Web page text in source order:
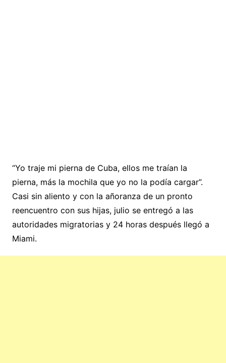
“Yo traje mi pierna de Cuba, ellos me traían la
pierna, más la mochila que yo no la podía cargar”.
Casi sin aliento y con la añoranza de un pronto
reencuentro con sus hijas, julio se entregó a las
autoridades migratorias y 24 horas después llegó a
Miami.